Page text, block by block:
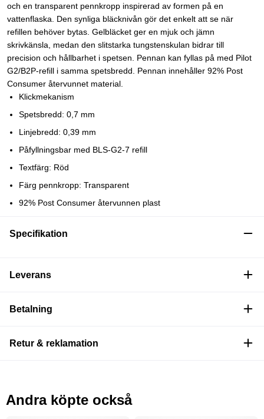
och en transparent pennkropp inspirerad av formen på en
vattenflaska. Den synliga bläcknivån gör det enkelt att se när
refillen behöver bytas. Gelbläcket ger en mjuk och jämn
skrivkänsla, medan den slitstarka tungstenskulan bidrar till
precision och hållbarhet i spetsen. Pennan kan fyllas på med Pilot
G2/B2P-refill i samma spetsbredd. Pennan innehåller 92% Post
Consumer återvunnet material.
Klickmekanism
Spetsbredd: 0,7 mm
Linjebredd: 0,39 mm
Påfyllningsbar med BLS-G2-7 refill
Textfärg: Röd
Färg pennkropp: Transparent
92% Post Consumer återvunnen plast
Specifikation
Leverans
Betalning
Retur & reklamation
Andra köpte också